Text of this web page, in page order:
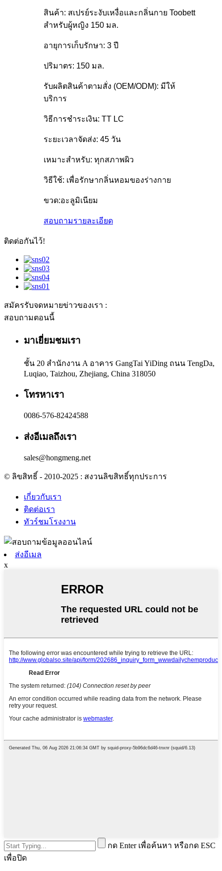
สินค้า: สเปรย์ระงับเหงื่อและกลิ่นกาย Toobett
สำหรับผู้หญิง 150 มล.
อายุการเก็บรักษา: 3 ปี
ปริมาตร: 150 มล.
รับผลิตสินค้าตามสั่ง (OEM/ODM): มีให้
บริการ
วิธีการชำระเงิน: TT LC
ระยะเวลาจัดส่ง: 45 วัน
เหมาะสำหรับ: ทุกสภาพผิว
วิธีใช้: เพื่อรักษากลิ่นหอมของร่างกาย
ขวด:อะลูมิเนียม
สอบถามรายละเอียด
ติดต่อกันไว้!
สมัครรับจดหมายข่าวของเรา :
สอบถามตอนนี้
มาเยี่ยมชมเรา
ชั้น 20 สำนักงาน A อาคาร GangTai YiDing ถนน TengDa,
Luqiao, Taizhou, Zhejiang, China 318050
โทรหาเรา
0086-576-82424588
ส่งอีเมลถึงเรา
sales@hongmeng.net
© ลิขสิทธิ์ - 2010-2025 : สงวนลิขสิทธิ์ทุกประการ
เกี่ยวกับเรา
ติดต่อเรา
ทัวร์ชมโรงงาน
ส่งอีเมล
x
กด Enter เพื่อค้นหา หรือกด ESC
เพื่อปิด